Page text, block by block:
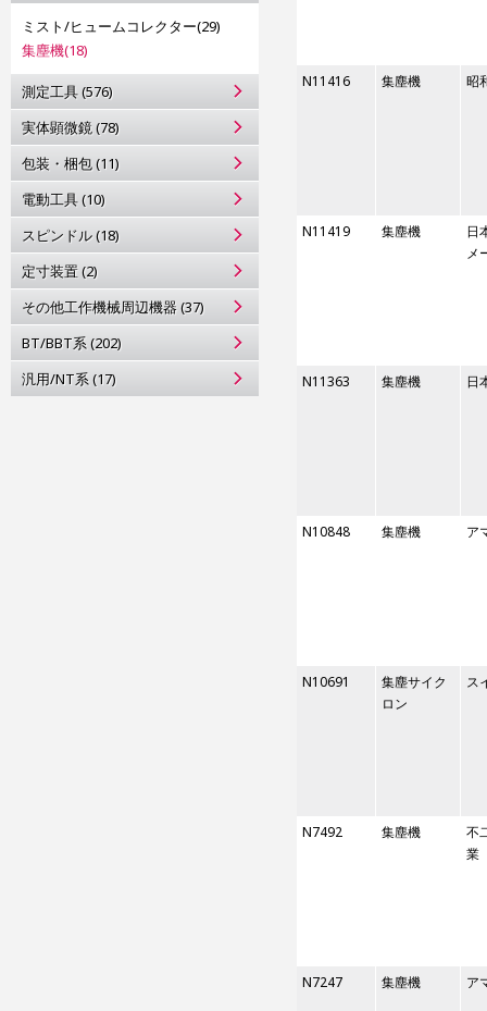
ミスト/ヒュームコレクター(29)
集塵機(18)
測定工具 (576)
実体顕微鏡 (78)
包装・梱包 (11)
電動工具 (10)
スピンドル (18)
定寸装置 (2)
その他工作機械周辺機器 (37)
BT/BBT系 (202)
汎用/NT系 (17)
N11416 集塵機 昭
N11419 集塵機
日
メ
N11363 集塵機 日
N10848 集塵機 ア
N10691
集塵サイク
ロン
ス
N7492 集塵機
不
業
N7247 集塵機 ア